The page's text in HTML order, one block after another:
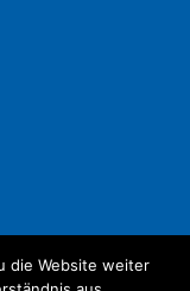
die Website weiter